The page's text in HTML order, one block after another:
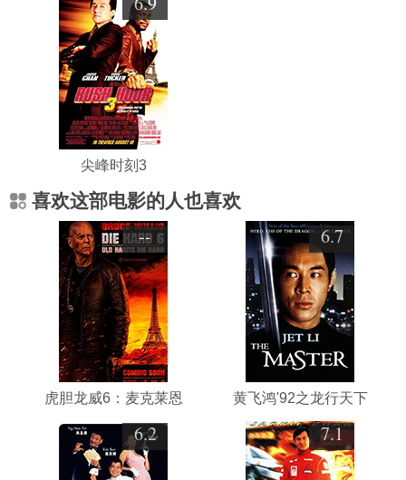
尖峰时刻3
喜欢这部电影的人也喜欢
--
虎胆龙威6：麦克莱恩
6.7
黄飞鸿'92之龙行天下
6.2 7.1